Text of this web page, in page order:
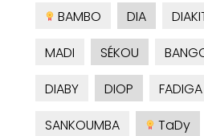
BAMBO
DIA
MADI
SÉKOU
DIABY
DIOP FADIGA
SANKOUMBA
TaDy